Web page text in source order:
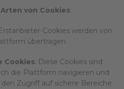
Arten von Cookies:
Cookies werden von
übertragen.
Cookies: Diese Cookies sind
die Plattform navigieren und
Zugriff auf sichere Bereiche